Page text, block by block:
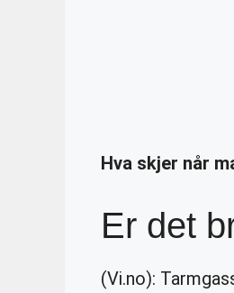
Hva skjer når
Er det
(Vi.no):